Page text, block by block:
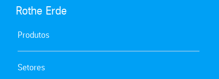
Rothe Erde
Produtos
Setores